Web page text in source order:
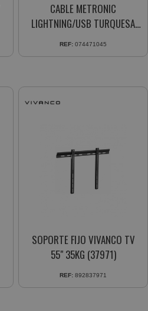
CABLE METRONIC
LIGHTNING/USB TURQUESA
REF: 074471045
SOPORTE FIJO VIVANCO TV
55" 35KG (37971)
REF: 892837971